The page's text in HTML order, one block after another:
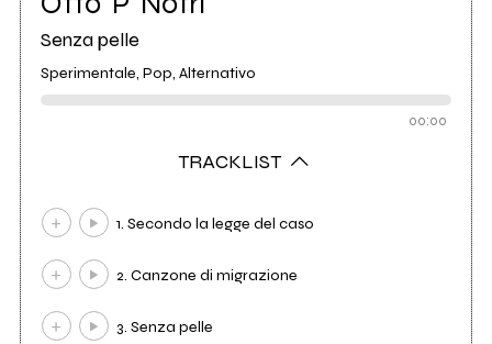
Senza pelle
Sperimentale, Pop, Alternativo
00:00
TRACKLIST
1. Secondo la legge del caso
2. Canzone di migrazione
3. Senza pelle